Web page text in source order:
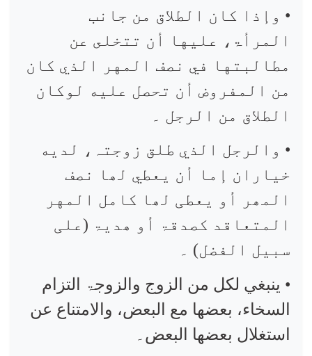
• وإذا كان الطلاق من جانب
المرأۃ، عليها أن تتخلى عن
مطالبتها في نصف المهر الذي كان
من المفروض أن تحصل عليه لوکان
الطلاق من الرجل ۔
• والرجل الذي طلق زوجتہ، لديه
خياران إما أن یعطي لھا نصف
المھر أو یعطی لھا كامل المهر
المتعاقد کصدقۃ أو ھدیۃ (علی
سبیل الفضل) ۔
• ینبغي لکل من الزوج والزوجۃ التزام
السخاء، بعضها مع البعض، والامتناع عن
استغلال بعضها البعض۔